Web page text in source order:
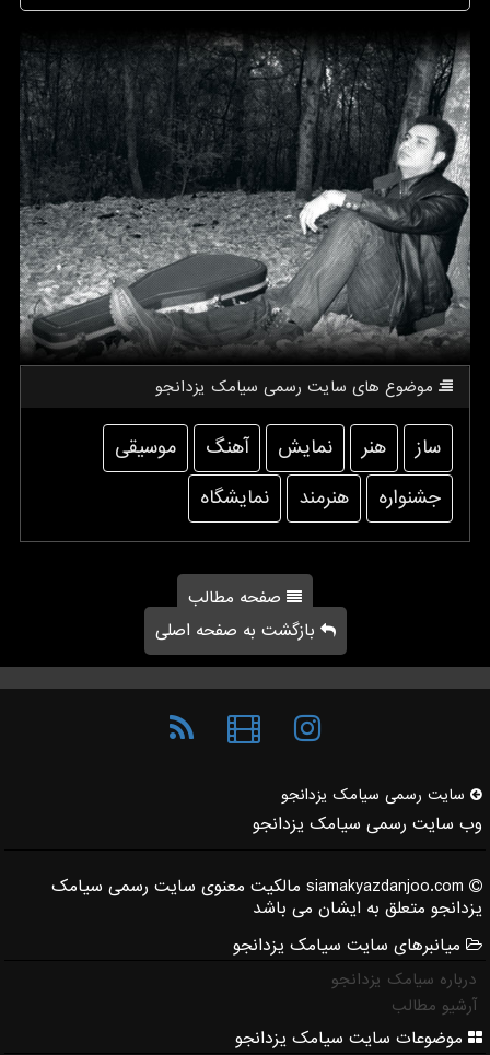
موضوع های سایت رسمی سیامك یزدانجو
ساز هنر نمایش آهنگ
موسیقی
جشنواره
هنرمند نمایشگاه
صفحه مطالب
بازگشت به صفحه اصلی
سایت رسمی سیامك یزدانجو
وب سایت رسمی سیامک یزدانجو
siamakyazdanjoo.com مالکیت معنوی سایت رسمی سیامک
یزدانجو متعلق به ایشان می باشد
میانبرهای سایت سیامک یزدانجو
درباره سیامک یزدانجو
آرشیو مطالب
موضوعات سایت سیامک یزدانجو